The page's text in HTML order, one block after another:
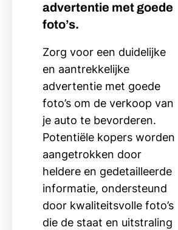
advertentie met goede
foto’s.
Zorg voor een duidelijke
en aantrekkelijke
advertentie met goede
foto’s om de verkoop van
je auto te bevorderen.
Potentiële kopers worden
aangetrokken door
heldere en gedetailleerde
informatie, ondersteund
door kwaliteitsvolle foto’s
die de staat en uitstraling